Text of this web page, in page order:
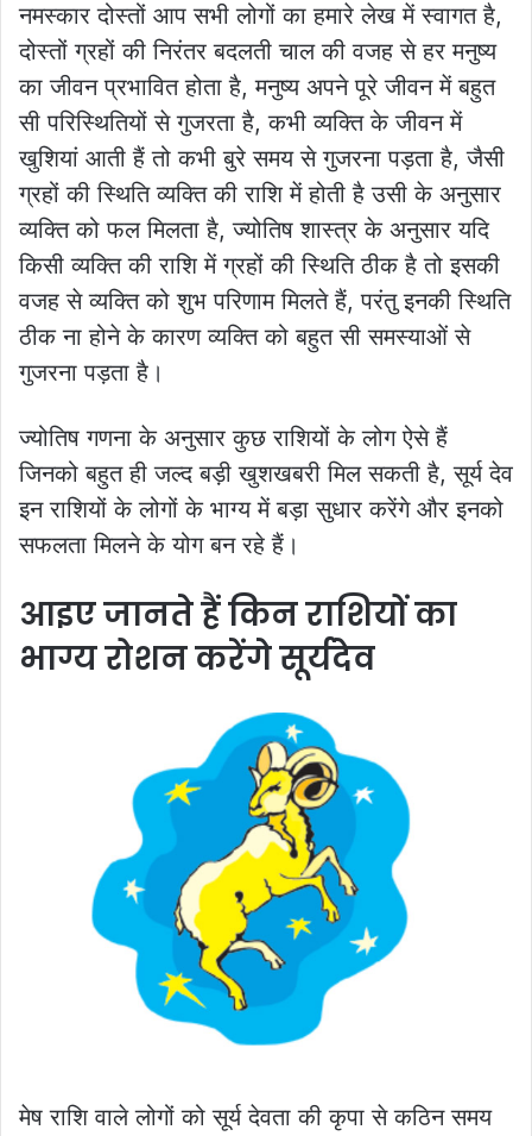
नमस्कार दोस्तों आप सभी लोगों का हमारे लेख में स्वागत है,
दोस्तों ग्रहों की निरंतर बदलती चाल की वजह से हर मनुष्य
का जीवन प्रभावित होता है, मनुष्य अपने पूरे जीवन में बहुत
सी परिस्थितियों से गुजरता है, कभी व्यक्ति के जीवन में
खुशियां आती हैं तो कभी बुरे समय से गुजरना पड़ता है, जैसी
ग्रहों की स्थिति व्यक्ति की राशि में होती है उसी के अनुसार
व्यक्ति को फल मिलता है, ज्योतिष शास्त्र के अनुसार यदि
किसी व्यक्ति की राशि में ग्रहों की स्थिति ठीक है तो इसकी
वजह से व्यक्ति को शुभ परिणाम मिलते हैं, परंतु इनकी स्थिति
ठीक ना होने के कारण व्यक्ति को बहुत सी समस्याओं से
गुजरना पड़ता है।
ज्योतिष गणना के अनुसार कुछ राशियों के लोग ऐसे हैं
जिनको बहुत ही जल्द बड़ी खुशखबरी मिल सकती है, सूर्य देव
इन राशियों के लोगों के भाग्य में बड़ा सुधार करेंगे और इनको
सफलता मिलने के योग बन रहे हैं।
आइए जानते हैं किन राशियों का
भाग्य रोशन करेंगे सूर्यदेव
मेष राशि वाले लोगों को सूर्य देवता की कृपा से कठिन समय